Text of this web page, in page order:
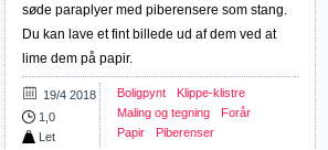
søde paraplyer med piberensere som stang.
Du kan lave et fint billede ud af dem ved at
lime dem på papir.
19/4 2018
1,0
Let
Boligpynt
Klippe-klistre
Maling og tegning
Forår
Papir
Piberenser